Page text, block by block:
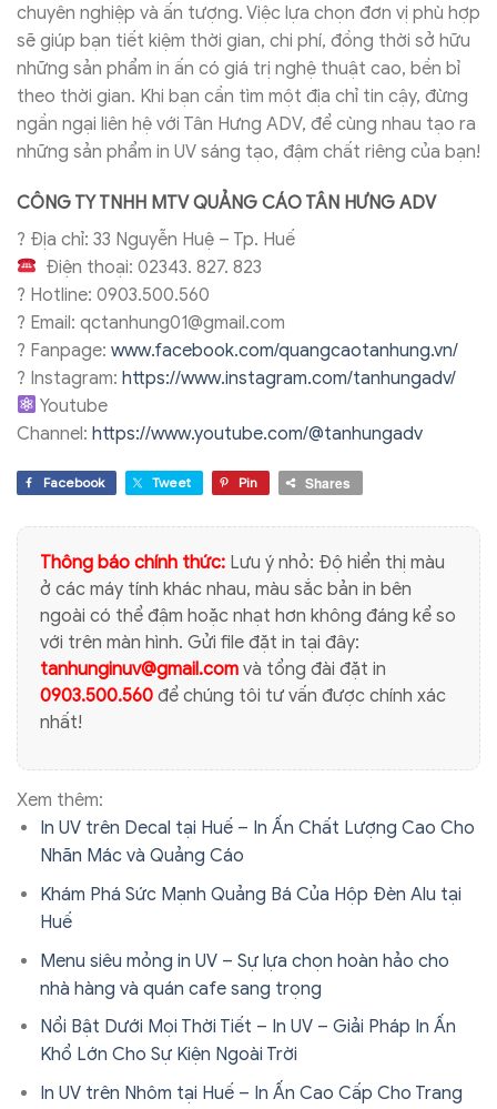
chuyên nghiệp và ấn tượng. Việc lựa chọn đơn vị phù hợp
sẽ giúp bạn tiết kiệm thời gian, chi phí, đồng thời sở hữu
những sản phẩm in ấn có giá trị nghệ thuật cao, bền bỉ
theo thời gian. Khi bạn cần tìm một địa chỉ tin cậy, đừng
ngần ngại liên hệ với Tân Hưng ADV, để cùng nhau tạo ra
những sản phẩm in UV sáng tạo, đậm chất riêng của bạn!
CÔNG TY TNHH MTV QUẢNG CÁO TÂN HƯNG ADV
? Địa chỉ: 33 Nguyễn Huệ – Tp. Huế
Điện thoại: 02343. 827. 823
? Hotline: 0903.500.560
? Email: qctanhung01@gmail.com
? Fanpage: www.facebook.com/quangcaotanhung.vn/
? Instagram: https://www.instagram.com/tanhungadv/
Youtube
Channel: https://www.youtube.com/@tanhungadv
Facebook Tweet Pin Shares
Thông báo chính thức: Lưu ý nhỏ: Độ hiển thị màu
ở các máy tính khác nhau, màu sắc bản in bên
ngoài có thể đậm hoặc nhạt hơn không đáng kể so
với trên màn hình. Gửi file đặt in tại đây:
tanhunginuv@gmail.com và tổng đài đặt in
0903.500.560 để chúng tôi tư vấn được chính xác
nhất!
Xem thêm:
In UV trên Decal tại Huế – In Ấn Chất Lượng Cao Cho
Nhãn Mác và Quảng Cáo
Khám Phá Sức Mạnh Quảng Bá Của Hộp Đèn Alu tại
Huế
Menu siêu mỏng in UV – Sự lựa chọn hoàn hảo cho
nhà hàng và quán cafe sang trọng
Nổi Bật Dưới Mọi Thời Tiết – In UV – Giải Pháp In Ấn
Khổ Lớn Cho Sự Kiện Ngoài Trời
In UV trên Nhôm tại Huế – In Ấn Cao Cấp Cho Trang